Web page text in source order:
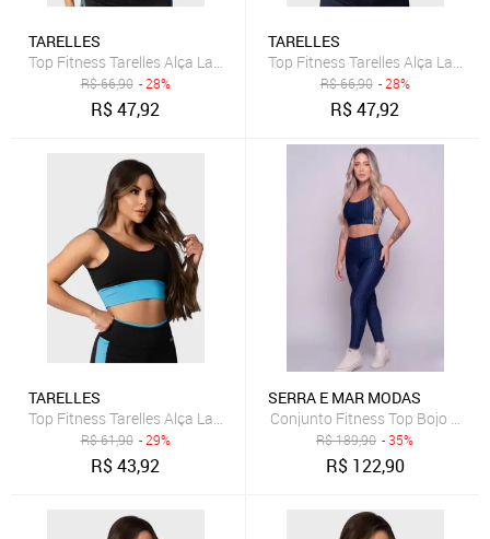
TARELLES
Top Fitness Tarelles Alça Larga Forrado Estampado Preto e Azul
R$66,90 - 28%
R$47,92
TARELLES
Top Fitness Tarelles Alça Larga
R$66,90 - 28%
R$47,92
TARELLES
Top Fitness Tarelles Alça Larga Forrado Preto e Azul Céu
R$61,90 - 29%
R$43,92
SERRA E MAR MODAS
Conjunto Fitness Top Bojo
R$189,90 - 35%
R$ 122,90